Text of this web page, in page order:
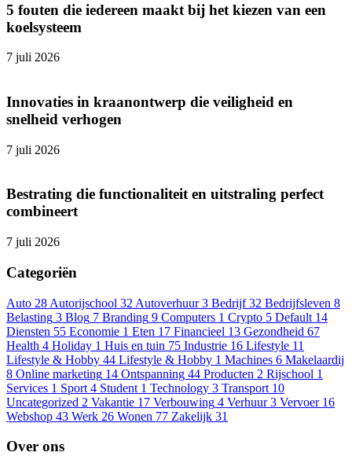
5 fouten die iedereen maakt bij het kiezen van een
koelsysteem
7 juli 2026
Innovaties in kraanontwerp die veiligheid en
snelheid verhogen
7 juli 2026
Bestrating die functionaliteit en uitstraling perfect
combineert
7 juli 2026
Categoriën
Auto 28 Autorijschool 32 Autoverhuur 3 Bedrijf 32 Bedrijfsleven 8
Belasting 3 Blog 7 Branding 9 Computers 1 Crypto 5 Default 14
Diensten 55 Economie 1 Eten 17 Financieel 13 Gezondheid 67
Health 4 Holiday 1 Huis en tuin 75 Industrie 16 Lifestyle 11
Lifestyle & Hobby 44 Lifestyle & Hobby 1 Machines 6 Makelaardij
8 Online marketing 14 Ontspanning 44 Producten 2 Rijschool 1
Services 1 Sport 4 Student 1 Technology 3 Transport 10
Uncategorized 2 Vakantie 17 Verbouwing 4 Verhuur 3 Vervoer 16
Webshop 43 Werk 26 Wonen 77 Zakelijk 31
Over ons